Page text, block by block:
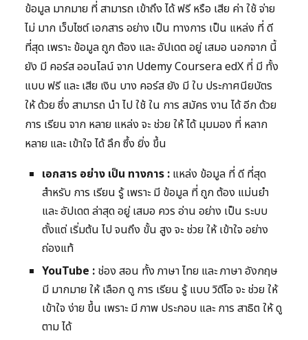
ข้อมูล มากมาย ที่ สามารถ เข้าถึง ได้ ฟรี หรือ เสีย ค่า ใช้ จ่าย
ไม่ มาก เว็บไซต์ เอกสาร อย่าง เป็น ทางการ เป็น แหล่ง ที่ ดี
ที่สุด เพราะ ข้อมูล ถูก ต้อง และ อัปเดต อยู่ เสมอ นอกจาก นี้
ยัง มี คอร์ส ออนไลน์ จาก Udemy Coursera edX ที่ มี ทั้ง
แบบ ฟรี และ เสีย เงิน บาง คอร์ส ยัง มี ใบ ประกาศนียบัตร
ให้ ด้วย ซึ่ง สามารถ นำ ไป ใช้ ใน การ สมัคร งาน ได้ อีก ด้วย
การ เรียน จาก หลาย แหล่ง จะ ช่วย ให้ ได้ มุมมอง ที่ หลาก
หลาย และ เข้าใจ ได้ ลึก ซึ้ง ยิ่ง ขึ้น
เอกสาร อย่าง เป็น ทางการ : แหล่ง ข้อมูล ที่ ดี ที่สุด
สำหรับ การ เรียน รู้ เพราะ มี ข้อมูล ที่ ถูก ต้อง แม่นยำ
และ อัปเดต ล่าสุด อยู่ เสมอ ควร อ่าน อย่าง เป็น ระบบ
ตั้งแต่ เริ่มต้น ไป จนถึง ขั้น สูง จะ ช่วย ให้ เข้าใจ อย่าง
ถ่องแท้
YouTube : ช่อง สอน ทั้ง ภาษา ไทย และ ภาษา อังกฤษ
มี มากมาย ให้ เลือก ดู การ เรียน รู้ แบบ วิดีโอ จะ ช่วย ให้
เข้าใจ ง่าย ขึ้น เพราะ มี ภาพ ประกอบ และ การ สาธิต ให้ ดู
ตาม ได้